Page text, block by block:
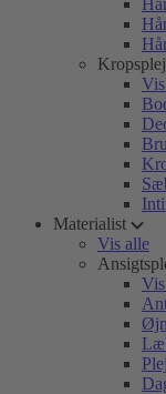
Materialist
Vis alle